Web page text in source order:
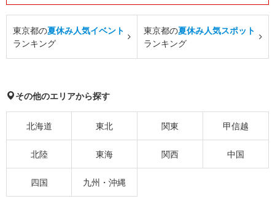
東京都の夏休み人気イベント
ランキング
東京都の夏休み人気スポット
ランキング
その他のエリアから探す
北海道 東北 関東 甲信越
北陸 東海 関西 中国
四国 九州・沖縄